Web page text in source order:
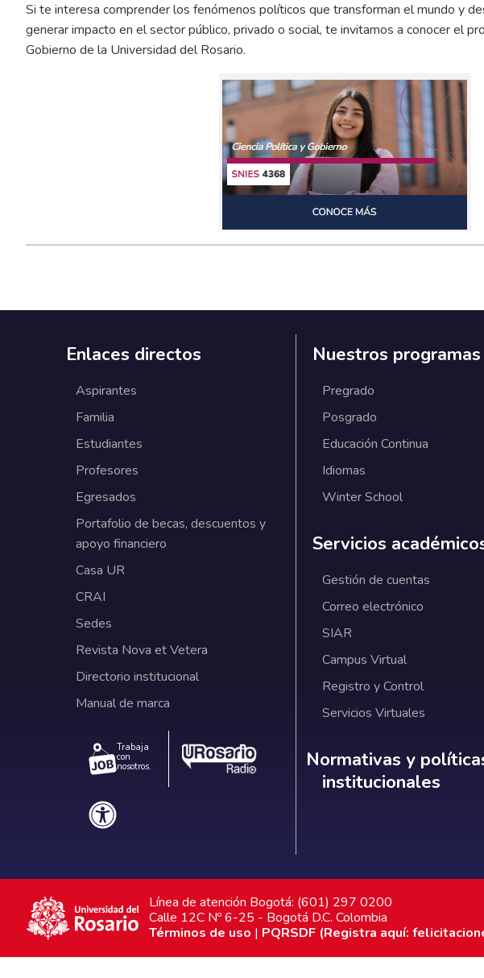
Si te interesa comprender los fenómenos políticos que transforman el mundo y
generar impacto en el sector público, privado o social, te invitamos a conocer el
Gobierno de la Universidad del Rosario.
Enlaces directos
Aspirantes
Familia
Estudiantes
Profesores
Egresados
Portafolio de becas, descuentos y
apoyo financiero
Casa UR
CRAI
Sedes
Revista Nova et Vetera
Directorio institucional
Manual de marca
Trabaja
con
nosotros.
Nuestros programas
Pregrado
Posgrado
Educación Continua
Idiomas
Winter School
Servicios
Gestión de cuentas
Correo electrónico
SIAR
Campus Virtual
Registro y Control
Servicios Virtuales
Normativas y
Normativas y
institucionales
Línea de atención Bogotá: (601) 297 0200
Calle 12C Nº 6-25 - Bogotá D.C. Colombia
Términos de uso | PQRSDF (Registra aquí: